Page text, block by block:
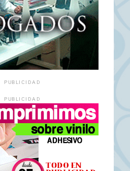
PUBLICIDAD
PUBLICIDAD